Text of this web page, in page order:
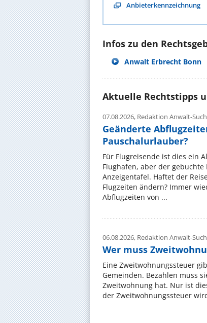
Anbieterkennzeichnung
Infos zu den
Anwalt Erbrecht Bonn
Aktuelle Rechtstipps
07.08.2026, Redaktion Anwalt-
Geänderte
Pauschalurlauber?
Für Flugreisende ist dies ein
Flughafen, aber der
Anzeigentafel. Haftet der
Flugzeiten ändern? Immer
Abflugzeiten von ...
06.08.2026, Redaktion Anwalt-
Wer muss
Eine Zweitwohnungssteuer
Gemeinden. Bezahlen muss
Zweitwohnung hat. Nur ist
der Zweitwohnungssteuer